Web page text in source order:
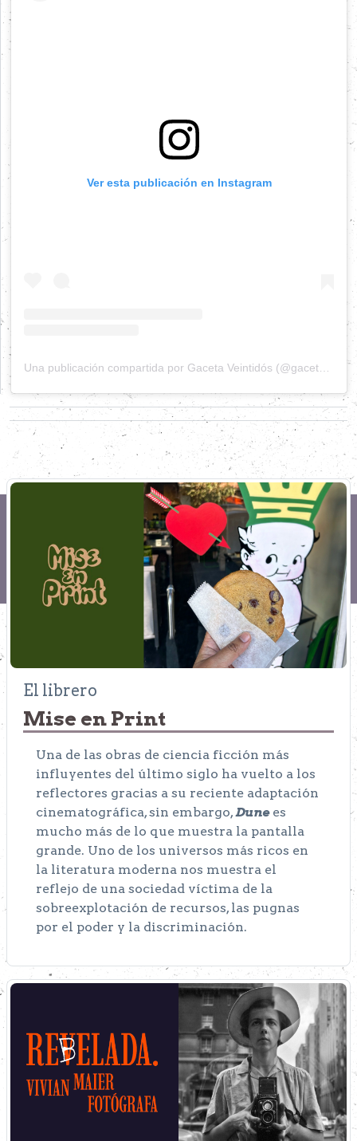
Ver esta publicación en Instagram
El librero
Mise en Print
Una de las obras de ciencia ficción más
influyentes del último siglo ha vuelto a los
reflectores gracias a su reciente adaptación
cinematográfica, sin embargo,Dunees
mucho más de lo que muestra la pantalla
grande. Uno de los universos más ricos en
la literatura moderna nos muestra el
reflejo de una sociedad víctima de la
sobreexplotación de recursos, las pugnas
por el poder y la discriminación.